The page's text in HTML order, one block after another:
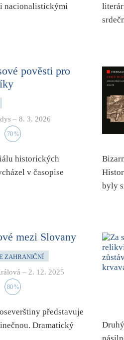
nacionalistickými
pověsti pro
– 8. 3. 2026
70%
historických
v časopise
byly
mezi Slovany
ZAHRANIČNÍ
– 2. 12. 2025
80%
představuje
Dramatický